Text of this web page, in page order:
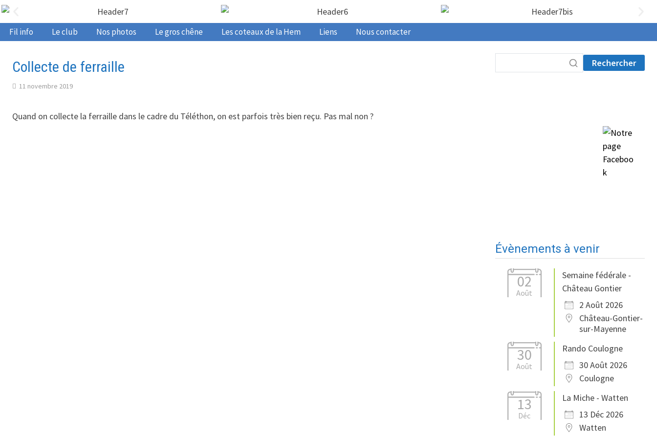
Fil info Le club Nos photos Le gros chêne Les coteaux de la Hem Liens Nous contacter
Collecte de ferraille
11 novembre 2019
Quand on collecte la ferraille dans le cadre du Téléthon, on est parfois très bien reçu. Pas mal non ?
Rechercher
Évènements à venir
02
Août
Semaine fédérale -
Château Gontier
2 Août 2026
Château-Gontier-
sur-Mayenne
30
Août
Rando Coulogne
30 Août 2026
Coulogne
13
Déc
La Miche - Watten
13 Déc 2026
Watten